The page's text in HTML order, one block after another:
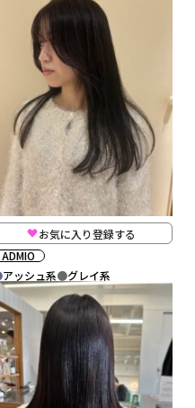
お気に入り登録する
ADMIO
アッシュ系
グレイ系